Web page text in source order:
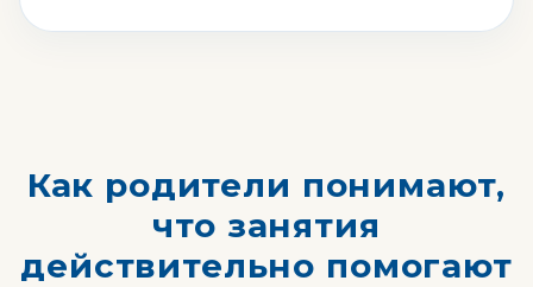
Как родители понимают,
что занятия
действительно помогают